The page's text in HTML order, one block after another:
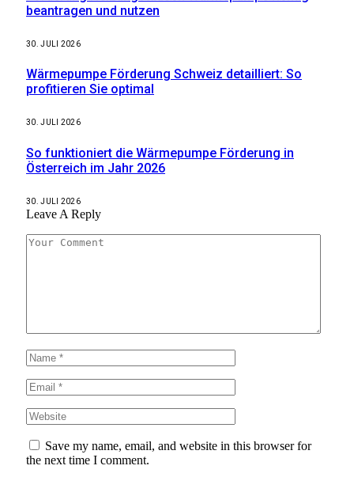
beantragen und nutzen
30. JULI 2026
Wärmepumpe Förderung Schweiz detailliert: So
profitieren Sie optimal
30. JULI 2026
So funktioniert die Wärmepumpe Förderung in
Österreich im Jahr 2026
30. JULI 2026
Leave A Reply
Save my name, email, and website in this browser for
the next time I comment.